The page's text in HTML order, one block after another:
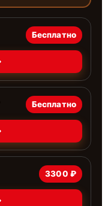
Бесплатно
Бесплатно
3300 ₽